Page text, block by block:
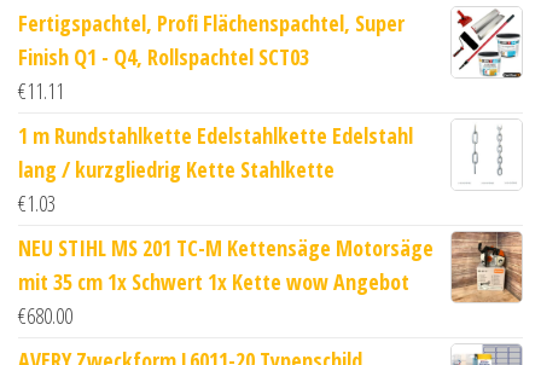
Fertigspachtel, Profi Flächenspachtel, Super
Finish Q1 - Q4, Rollspachtel SCT03
€11.11
1 m Rundstahlkette Edelstahlkette Edelstahl
lang / kurzgliedrig Kette Stahlkette
€1.03
NEU STIHL MS 201 TC-M Kettensäge Motorsäge
mit 35 cm 1x Schwert 1x Kette wow Angebot
€680.00